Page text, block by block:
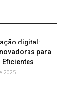
digital:
para
Eficientes
2025